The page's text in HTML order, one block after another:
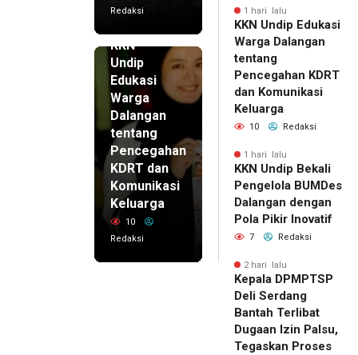
Redaksi
KKN
Undip
Edukasi
Warga
Dalangan
tentang
Pencegahan
KDRT dan
Komunikasi
Keluarga
10
Redaksi
1 hari lalu
KKN Undip Edukasi
Warga Dalangan
tentang
Pencegahan KDRT
dan Komunikasi
Keluarga
10 Redaksi
1 hari lalu
KKN Undip Bekali
Pengelola BUMDes
Dalangan dengan
Pola Pikir Inovatif
7 Redaksi
2 hari lalu
Kepala DPMPTSP
Deli Serdang
Bantah Terlibat
Dugaan Izin Palsu,
Tegaskan Proses